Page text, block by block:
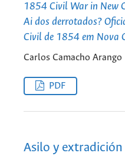
1854 Civil War in New
Ai dos derrotados?
Civil de 1854 em Nova
Carlos Camacho Arango
PDF
Asilo y